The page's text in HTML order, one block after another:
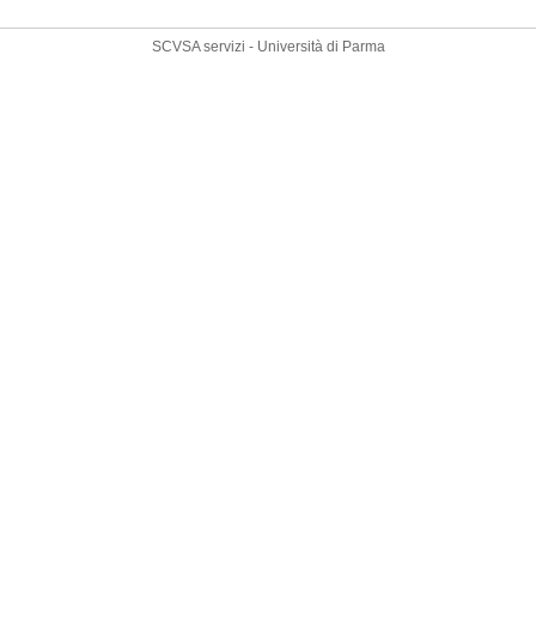
SCVSA servizi - Università di Parma